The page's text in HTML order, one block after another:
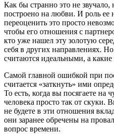
Как бы странно это не
построено на любви. И роль ее
переоценить это просто
чтобы его отношения с
кто уже нашел эту золотую
себя в других направлениях.
считаются идеальными, а
Самой главной ошибкой при
считается «заткнуть» ими
То есть, когда вы посягаете на
человека просто так от скуки.
не будете в эти отношения
они заранее обречены на
вопрос времени.